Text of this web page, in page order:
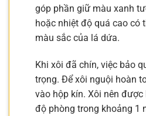
góp phần giữ màu xanh
hoặc nhiệt độ quá cao có
màu sắc của lá dứa.
Khi xôi đã chín, việc bảo
trọng. Để xôi nguội hoàn
vào hộp kín. Xôi nên
độ phòng trong khoảng 1